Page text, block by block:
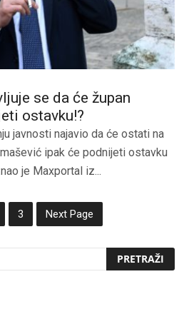
se da će župan
ostavku!?
javnosti najavio da će ostati na
ipak će podnijeti ostavku
je Maxportal iz...
3 Next Page